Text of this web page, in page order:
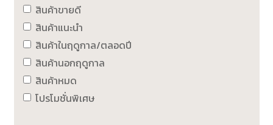
สินค้าขายดี
สินค้าแนะนำ
สินค้าในฤดูกาล/ตลอดปี
สินค้านอกฤดูกาล
สินค้าหมด
โปรโมชั่นพิเศษ